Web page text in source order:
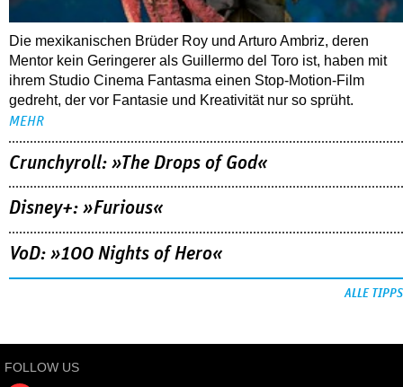
Die mexikanischen Brüder Roy und Arturo Ambriz, deren
Mentor kein Geringerer als Guillermo del Toro ist, haben mit
ihrem Studio Cinema Fantasma einen Stop-Motion-Film
gedreht, der vor Fantasie und Kreativität nur so sprüht.
MEHR
Crunchyroll: »The Drops of God«
Disney+: »Furious«
VoD: »100 Nights of Hero«
ALLE TIPPS
FOLLOW US